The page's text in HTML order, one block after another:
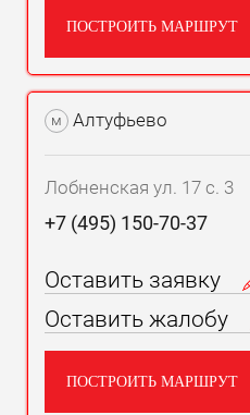
ПОСТРОИТЬ МАРШРУТ
м Алтуфьево
Лобненская ул. 17 с. 3
+7 (495) 150-70-37
Оставить заявку
Оставить жалобу
ПОСТРОИТЬ МАРШРУТ